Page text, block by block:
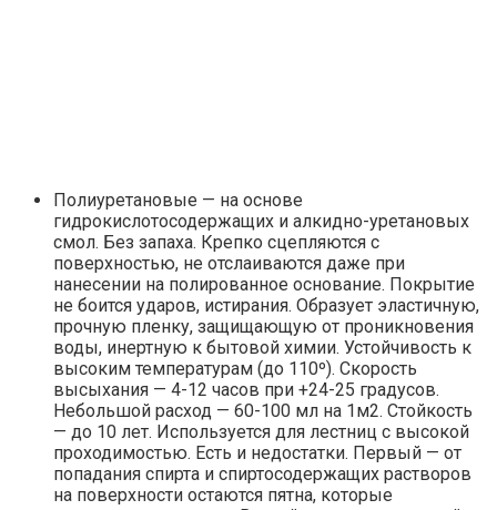
Полиуретановые — на основе
гидрокислотосодержащих и алкидно-уретановых
смол. Без запаха. Крепко сцепляются с
поверхностью, не отслаиваются даже при
нанесении на полированное основание. Покрытие
не боится ударов, истирания. Образует эластичную,
прочную пленку, защищающую от проникновения
воды, инертную к бытовой химии. Устойчивость к
высоким температурам (до 110º). Скорость
высыхания — 4-12 часов при +24-25 градусов.
Небольшой расход — 60-100 мл на 1м2. Стойкость
— до 10 лет. Используется для лестниц с высокой
проходимостью. Есть и недостатки. Первый — от
попадания спирта и спиртосодержащих растворов
на поверхности остаются пятна, которые